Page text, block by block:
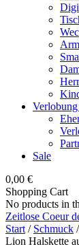
Sale
0,00 €
Shopping Cart
No products in
Zeitlose Coeur
Start / Schmuck /
Lion Halskette